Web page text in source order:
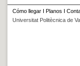
Cómo llegar I Planos I
Universitat Politècnica de